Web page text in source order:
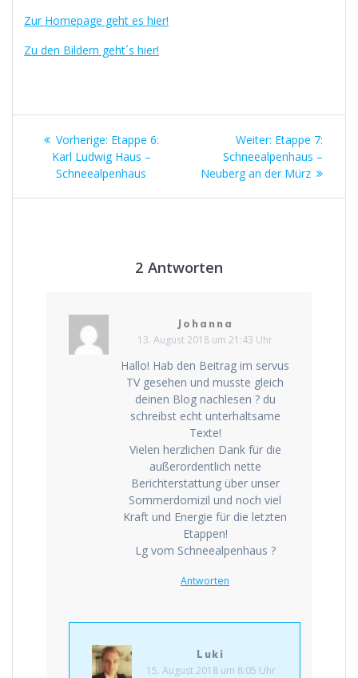
Zur Homepage geht es hier!
Zu den Bildern geht´s hier!
Beitragsnavigation
Vorherige: Vorheriger
Beitrag:
Etappe 6:
Karl Ludwig Haus –
Schneealpenhaus
Weiter: Nächster
Beitrag:
Etappe 7:
Schneealpenhaus –
Neuberg an der Mürz
2 Antworten
Johanna
13. August 2018 um 21:43 Uhr
Hallo! Hab den Beitrag im servus
TV gesehen und musste gleich
deinen Blog nachlesen ? du
schreibst echt unterhaltsame
Texte!
Vielen herzlichen Dank für die
außerordentlich nette
Berichterstattung über unser
Sommerdomizil und noch viel
Kraft und Energie für die letzten
Etappen!
Lg vom Schneealpenhaus ?
Antworten
Luki
15. August 2018 um 8:05 Uhr